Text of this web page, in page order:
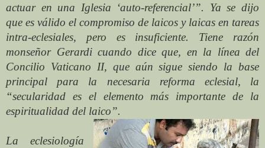
actuar en una Iglesia ‘auto-referencial’”. Ya se dijo
que es válido el compromiso de laicos y laicas en tareas
intra-eclesiales, pero es insuficiente. Tiene razón
monseñor Gerardi cuando dice que, en la línea del
Concilio Vaticano II, que aún sigue siendo la base
principal para la necesaria reforma eclesial, la
“secularidad es el elemento más importante de la
espiritualidad del laico”.
La eclesiología